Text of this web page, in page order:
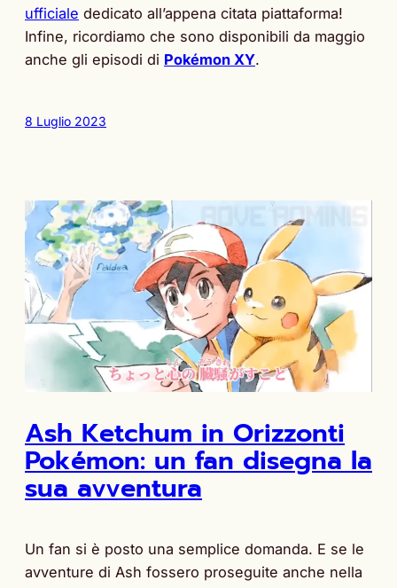
ufficiale dedicato all’appena citata piattaforma!
Infine, ricordiamo che sono disponibili da maggio
anche gli episodi di Pokémon XY.
8 Luglio 2023
Ash Ketchum in Orizzonti
Pokémon: un fan disegna la
sua avventura
Un fan si è posto una semplice domanda. E se le
avventure di Ash fossero proseguite anche nella